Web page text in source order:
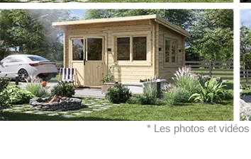
* Les photos et